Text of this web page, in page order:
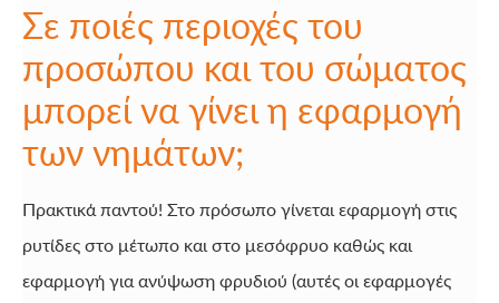
Σε ποιές περιοχές του
προσώπου και του σώματος
μπορεί να γίνει η εφαρμογή
των νημάτων;
Πρακτικά παντού! Στο πρόσωπο γίνεται εφαρμογή στις
ρυτίδες στο μέτωπο και στο μεσόφρυο καθώς και
εφαρμογή για ανύψωση φρυδιού (αυτές οι εφαρμογές